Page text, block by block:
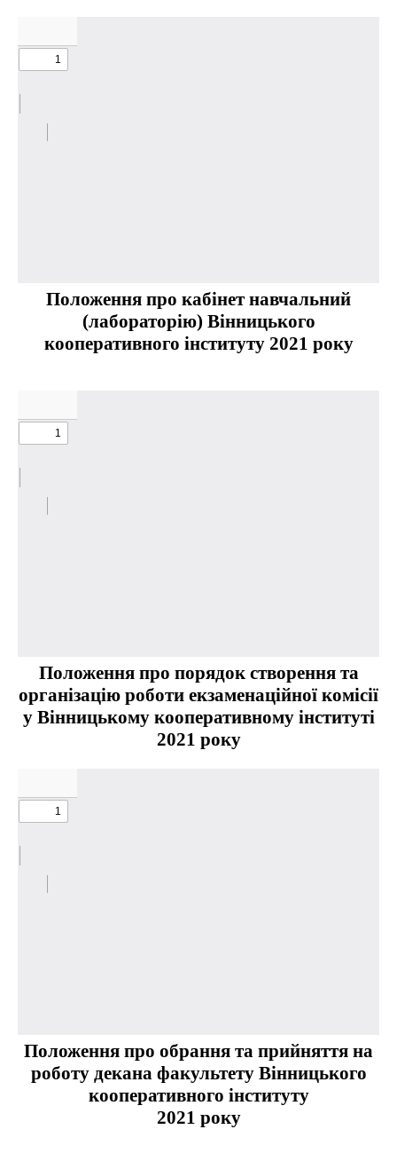
Положення про кабінет навчальний
(лабораторію) Вінницького
кооперативного інституту 2021 року
Положення про порядок створення та
організацію роботи екзаменаційної комісії
у Вінницькому кооперативному інституті
2021 року
Положення про обрання та прийняття на
роботу декана факультету Вінницького
кооперативного інституту
2021 року